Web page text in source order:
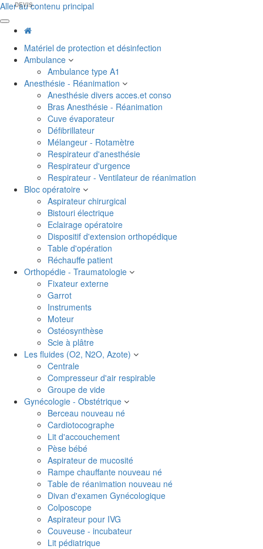
Aller au contenu principal
Matériel de protection et désinfection
Ambulance
Ambulance type A1
Anesthésie - Réanimation
Anesthésie divers acces.et conso
Bras Anesthésie - Réanimation
Cuve évaporateur
Défibrillateur
Mélangeur - Rotamètre
Respirateur d'anesthésie
Respirateur d'urgence
Respirateur - Ventilateur de réanimation
Bloc opératoire
Aspirateur chirurgical
Bistouri électrique
Eclairage opératoire
Dispositif d'extension orthopédique
Table d'opération
Réchauffe patient
Orthopédie - Traumatologie
Fixateur externe
Garrot
Instruments
Moteur
Ostéosynthèse
Scie à plâtre
Les fluides (O2, N2O, Azote)
Centrale
Compresseur d'air respirable
Groupe de vide
Gynécologie - Obstétrique
Berceau nouveau né
Cardiotocographe
Lit d'accouchement
Pèse bébé
Aspirateur de mucosité
Rampe chauffante nouveau né
Table de réanimation nouveau né
Divan d'examen Gynécologique
Colposcope
Aspirateur pour IVG
Couveuse - incubateur
Lit pédiatrique
DEVIS